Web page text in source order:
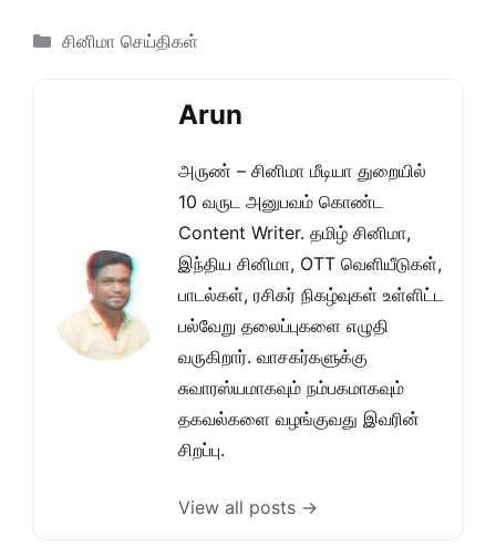
Categories
சினிமா செய்திகள்
Arun
அருண் – சினிமா மீடியா துறையில்
10 வருட அனுபவம் கொண்ட
Content Writer. தமிழ் சினிமா,
இந்திய சினிமா, OTT வெளியீடுகள்,
பாடல்கள், ரசிகர் நிகழ்வுகள் உள்ளிட்ட
பல்வேறு தலைப்புகளை எழுதி
வருகிறார். வாசகர்களுக்கு
சுவாரஸ்யமாகவும் நம்பகமாகவும்
தகவல்களை வழங்குவது இவரின்
சிறப்பு.
View all posts →